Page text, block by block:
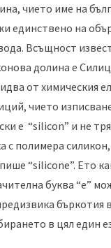
чието име на
единствено на
Всъщност
долина е
от химическия
чието
е “silicon” и не
с полимера
“silicone”. Ето
буква “е”
бъркотия в
в цял един